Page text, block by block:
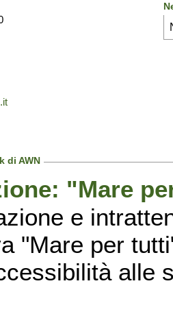
di AWN
"Mare
e
"Mare per
alle